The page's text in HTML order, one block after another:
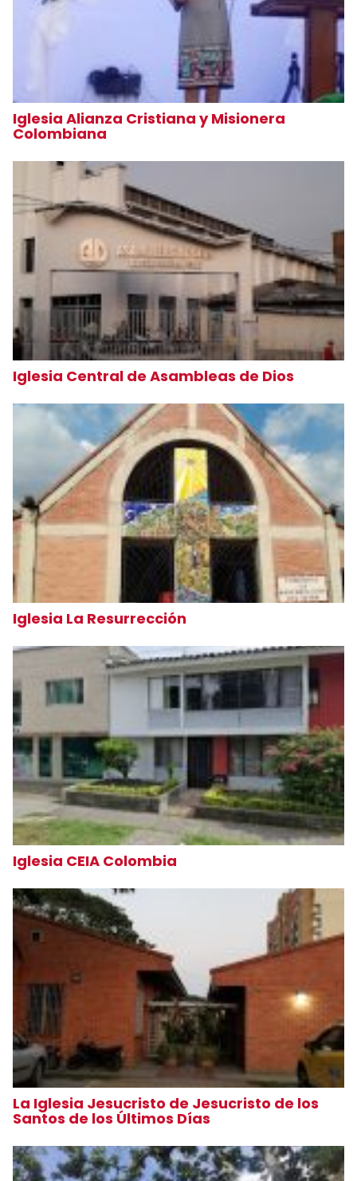
Iglesia Alianza Cristiana y Misionera
Colombiana
Iglesia Central de Asambleas de Dios
Iglesia La Resurrección
Iglesia CEIA Colombia
La Iglesia Jesucristo de Jesucristo de los
Santos de los Últimos Días